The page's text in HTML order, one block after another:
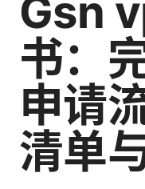
Gsn
书：
申请
清单